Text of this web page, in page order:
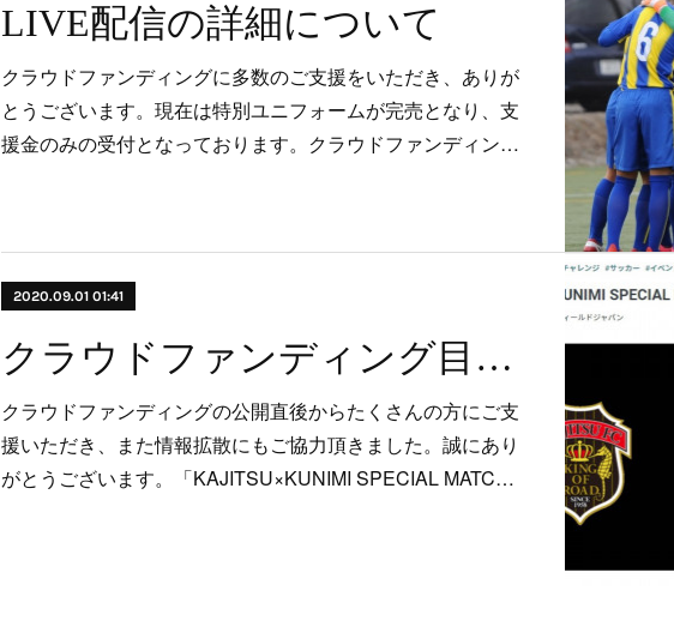
LIVE配信の詳細について
クラウドファンディングに多数のご支援をいただき、ありが
とうございます。現在は特別ユニフォームが完売となり、支
援金のみの受付となっております。クラウドファンディン…
2020.09.01 01:41
クラウドファンディング目標達成！特別ユニフォーム完売！
クラウドファンディングの公開直後からたくさんの方にご支
援いただき、また情報拡散にもご協力頂きました。誠にあり
がとうございます。「KAJITSU×KUNIMI SPECIAL MATC…